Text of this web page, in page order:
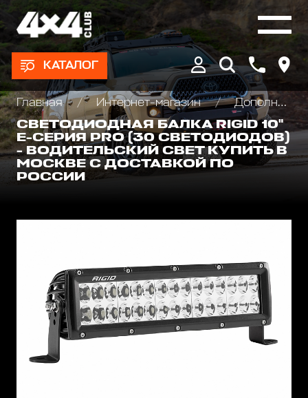
КАТАЛОГ
Главная Интернет-магазин
Дополнительные фары : Светодиодные, Галогеновые , Ксеноновые
СВЕТОДИОДНАЯ БАЛКА RIGID 10"
Е-СЕРИЯ PRO (30 СВЕТОДИОДОВ)
- ВОДИТЕЛЬСКИЙ СВЕТ КУПИТЬ В
МОСКВЕ С ДОСТАВКОЙ ПО
РОССИИ